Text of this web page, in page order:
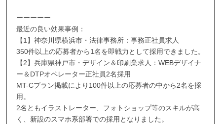
ーーーーー
最近の良い効果事例：
【1】神奈川県横浜市・法律事務所：事務正社員求人
350件以上の応募者から1名を即戦力として採用できました。
【2】兵庫県神戸市・デザイン＆印刷業求人：WEBデザイナ
ー＆DTPオペレーター正社員2名採用
MT-Cプラン掲載により100件以上の応募者の中から2名を採
用。
2名ともイラストレーター、フォトショップ等のスキルが高
く、新設のスマホ系部署での採用となりました。